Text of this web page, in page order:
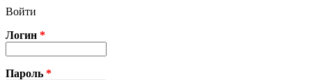
Перейти к основному содержанию
Войти
Логин *
Пароль *